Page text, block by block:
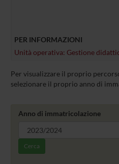
PER INFORMAZIONI
Unità operativa: Gestione
Per visualizzare il proprio
selezionare il proprio anno di
Anno di immatricolazione
Cerca